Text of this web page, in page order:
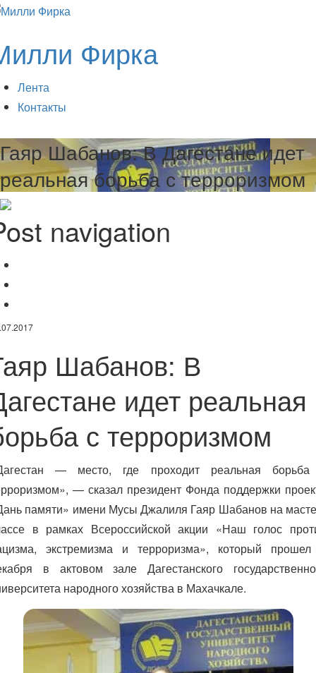
Фирка
Лента
Контакты
Гаяр Шабанов: В Дагестане идет
реальная борьба с терроризмом
navigation
Шабанов: В
идет реальная
с терроризмом
— место, где проходит реальная
— сказал президент Фонда поддержки
памяти» имени Мусы Джалиля Гаяр Шабанов на
в рамках Всероссийской акции «Наш голос
экстремизма и терроризма», который
в актовом зале Дагестанского
народного хозяйства в Махачкале.